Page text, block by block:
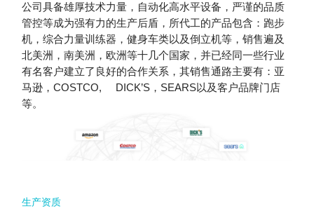
公司具备雄厚技术力量，自动化高水平设备，严谨的品质
管控等成为强有力的生产后盾，所代工的产品包含：跑步
机，综合力量训练器，健身车类以及倒立机等，销售遍及
北美洲，南美洲，欧洲等十几个国家，并已经同一些行业
有名客户建立了良好的合作关系，其销售通路主要有：亚
马逊，COSTCO, DICK’S，SEARS以及客户品牌门店
等。
生产资质